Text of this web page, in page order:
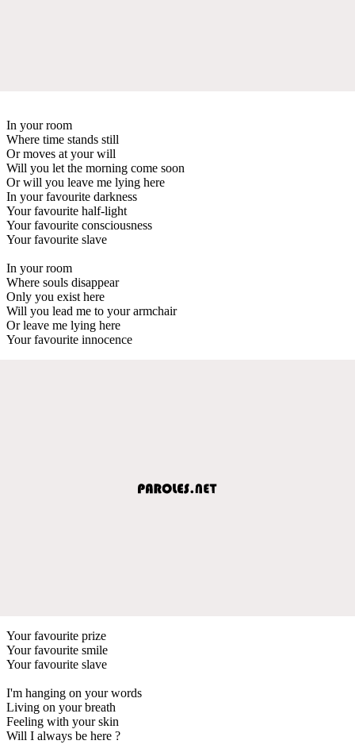
In your room
Where time stands still
Or moves at your will
Will you let the morning come soon
Or will you leave me lying here
In your favourite darkness
Your favourite half-light
Your favourite consciousness
Your favourite slave
In your room
Where souls disappear
Only you exist here
Will you lead me to your armchair
Or leave me lying here
Your favourite innocence
Your favourite prize
Your favourite smile
Your favourite slave
I'm hanging on your words
Living on your breath
Feeling with your skin
Will I always be here ?